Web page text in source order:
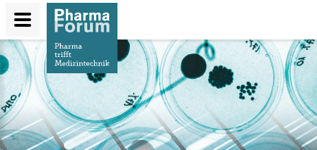
Direkt
zum
Inhalt